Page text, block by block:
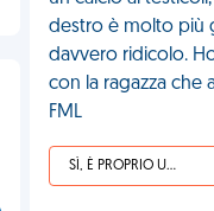
destro è molto più
davvero ridicolo.
con la ragazza che
FML
SÌ, È PROPRIO UNA VDM!